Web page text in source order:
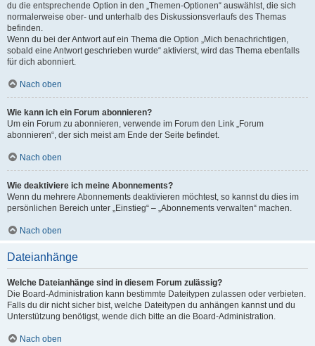
du die entsprechende Option in den „Themen-Optionen“ auswählst, die sich
normalerweise ober- und unterhalb des Diskussionsverlaufs des Themas
befinden.
Wenn du bei der Antwort auf ein Thema die Option „Mich benachrichtigen,
sobald eine Antwort geschrieben wurde“ aktivierst, wird das Thema ebenfalls
für dich abonniert.
Nach oben
Wie kann ich ein Forum abonnieren?
Um ein Forum zu abonnieren, verwende im Forum den Link „Forum
abonnieren“, der sich meist am Ende der Seite befindet.
Nach oben
Wie deaktiviere ich meine Abonnements?
Wenn du mehrere Abonnements deaktivieren möchtest, so kannst du dies im
persönlichen Bereich unter „Einstieg“ – „Abonnements verwalten“ machen.
Nach oben
Dateianhänge
Welche Dateianhänge sind in diesem Forum zulässig?
Die Board-Administration kann bestimmte Dateitypen zulassen oder verbieten.
Falls du dir nicht sicher bist, welche Dateitypen du anhängen kannst und du
Unterstützung benötigst, wende dich bitte an die Board-Administration.
Nach oben